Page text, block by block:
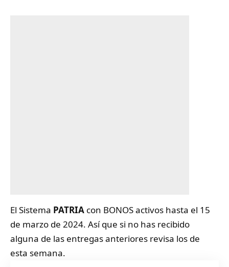
El Sistema PATRIA con BONOS activos hasta el 15
de marzo de 2024. Así que si no has recibido
alguna de las entregas anteriores revisa los de
esta semana.